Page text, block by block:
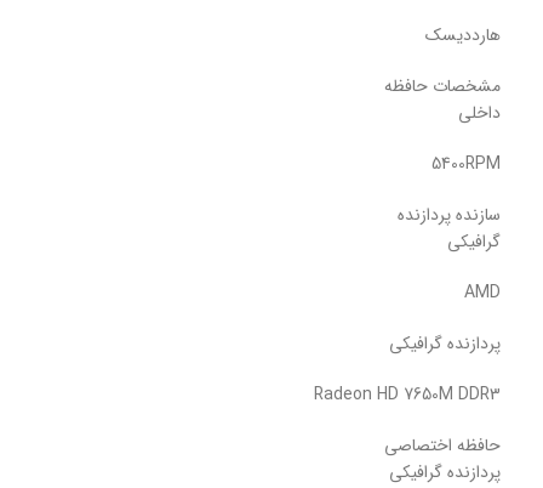
هارددیسک
مشخصات حافظه
داخلی
5400RPM
سازنده پردازنده
گرافیکی
AMD
پردازنده گرافیکی
Radeon HD 7650M DDR3
حافظه اختصاصی
پردازنده گرافیکی